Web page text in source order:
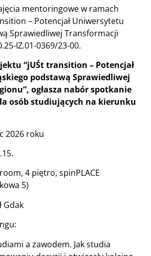
mentoringowe w ramach
– Potencjał Uniwersytetu
Sprawiedliwej Transformacji
IZ.01-0369/23-00.
“jUŚt transition – Potencjał
podstawą Sprawiedliwej
ogłasza nabór spotkanie
osób studiujących na kierunku
2026 roku
4 piętro, spinPLACE
5)
Gdak
a zawodem. Jak studia